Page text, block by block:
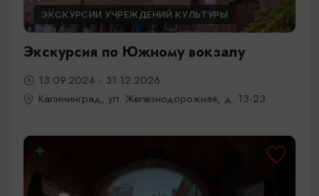
ЭКСКУРСИИ УЧРЕЖДЕНИЙ КУЛЬТУРЫ
Экскурсия по Южному вокзалу
13.09.2024 - 31.12.2026
Калининград, ул. Железнодорожная, д. 13-23